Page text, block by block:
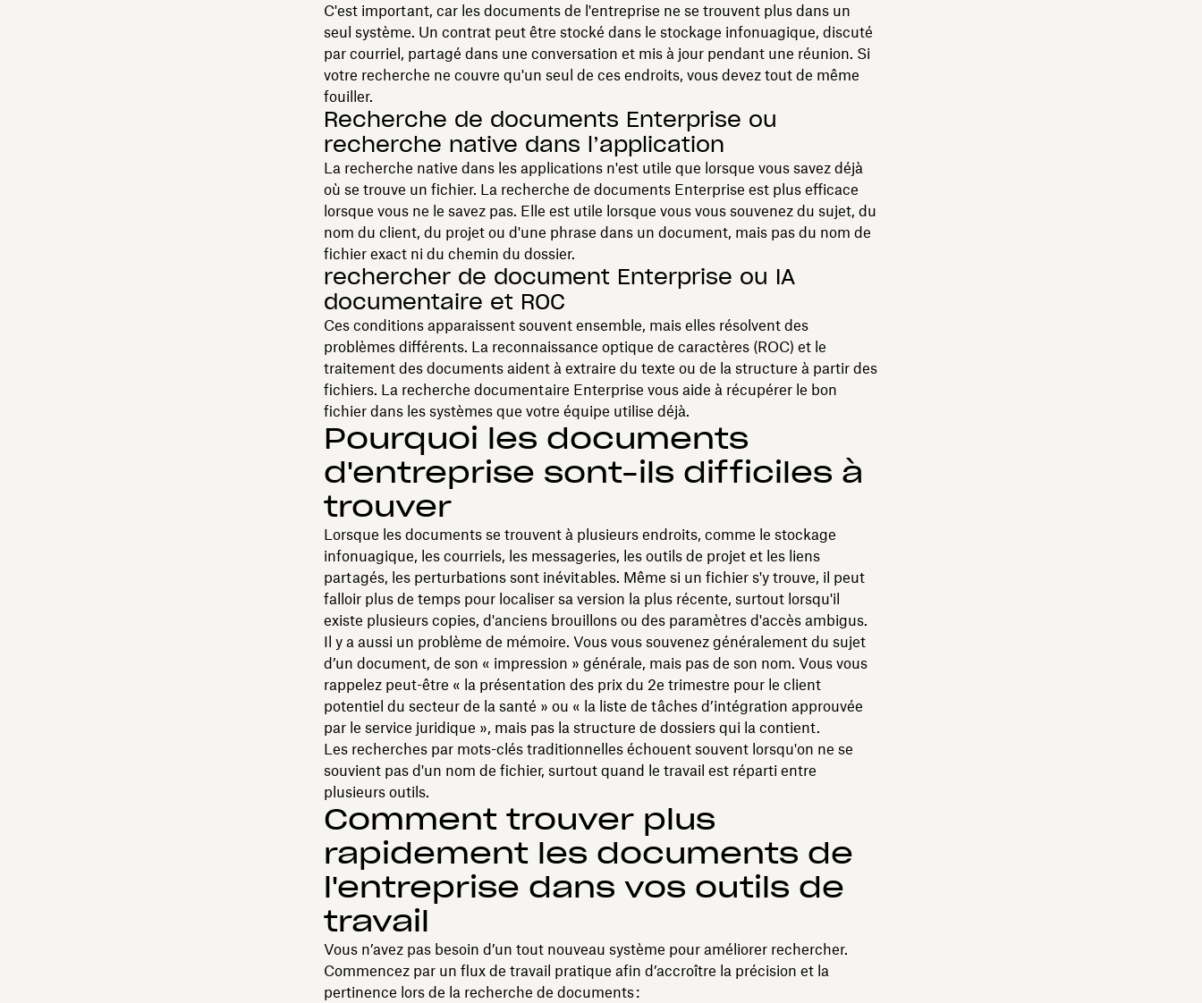
C'est important, car les documents de l'entreprise ne se trouvent plus dans un
seul système. Un contrat peut être stocké dans le stockage infonuagique, discuté
par courriel, partagé dans une conversation et mis à jour pendant une réunion. Si
votre recherche ne couvre qu'un seul de ces endroits, vous devez tout de même
fouiller.
Recherche de documents Enterprise ou
recherche native dans l’application
La recherche native dans les applications n'est utile que lorsque vous savez déjà
où se trouve un fichier. La recherche de documents Enterprise est plus efficace
lorsque vous ne le savez pas. Elle est utile lorsque vous vous souvenez du sujet, du
nom du client, du projet ou d'une phrase dans un document, mais pas du nom de
fichier exact ni du chemin du dossier.
rechercher de document Enterprise ou IA
documentaire et ROC
Ces conditions apparaissent souvent ensemble, mais elles résolvent des
problèmes différents. La reconnaissance optique de caractères (ROC) et le
traitement des documents aident à extraire du texte ou de la structure à partir des
fichiers. La recherche documentaire Enterprise vous aide à récupérer le bon
fichier dans les systèmes que votre équipe utilise déjà.
Pourquoi les documents
d'entreprise sont-ils difficiles à
trouver
Lorsque les documents se trouvent à plusieurs endroits, comme le stockage
infonuagique, les courriels, les messageries, les outils de projet et les liens
partagés, les perturbations sont inévitables. Même si un fichier s'y trouve, il peut
falloir plus de temps pour localiser sa version la plus récente, surtout lorsqu'il
existe plusieurs copies, d'anciens brouillons ou des paramètres d'accès ambigus.
Il y a aussi un problème de mémoire. Vous vous souvenez généralement du sujet
d’un document, de son « impression » générale, mais pas de son nom. Vous vous
rappelez peut-être « la présentation des prix du 2e trimestre pour le client
potentiel du secteur de la santé » ou « la liste de tâches d’intégration approuvée
par le service juridique », mais pas la structure de dossiers qui la contient.
Les recherches par mots-clés traditionnelles échouent souvent lorsqu'on ne se
souvient pas d'un nom de fichier, surtout quand le travail est réparti entre
plusieurs outils.
Comment trouver plus
rapidement les documents de
l'entreprise dans vos outils de
travail
Vous n’avez pas besoin d’un tout nouveau système pour améliorer rechercher.
Commencez par un flux de travail pratique afin d’accroître la précision et la
pertinence lors de la recherche de documents :